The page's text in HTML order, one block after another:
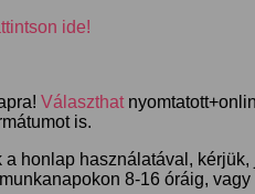
ide!
Választhat
is.
honlap használatával,
8-16 óráig,